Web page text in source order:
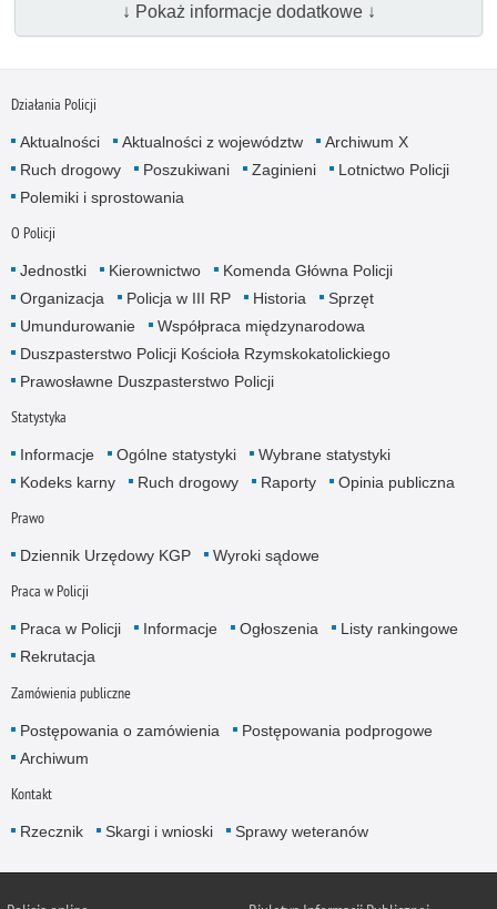
↓ Pokaż informacje dodatkowe ↓
Działania Policji
Aktualności Aktualności z województw
Archiwum X
Ruch drogowy
Poszukiwani Zaginieni
Lotnictwo Policji
Polemiki i sprostowania
O Policji
Jednostki Kierownictwo
Komenda Główna Policji
Organizacja
Policja w III RP Historia
Sprzęt
Umundurowanie
Współpraca międzynarodowa
Duszpasterstwo Policji Kościoła Rzymskokatolickiego
Prawosławne Duszpasterstwo Policji
Statystyka
Informacje Ogólne statystyki
Wybrane statystyki
Kodeks karny
Ruch drogowy Raporty Opinia publiczna
Prawo
Dziennik Urzędowy KGP Wyroki sądowe
Praca w Policji
Praca w Policji Informacje Ogłoszenia
Listy rankingowe
Rekrutacja
Zamówienia publiczne
Postępowania o zamówienia
Postępowania podprogowe
Archiwum
Kontakt
Rzecznik Skargi i wnioski Sprawy weteranów